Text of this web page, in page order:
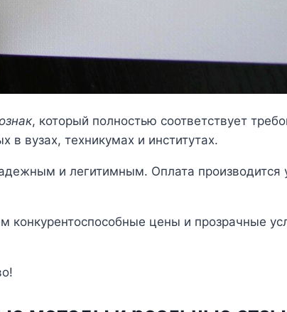
, который полностью соответствует
в вузах, техникумах и институтах.
и легитимным. Оплата производится
конкурентоспособные цены и прозрачные